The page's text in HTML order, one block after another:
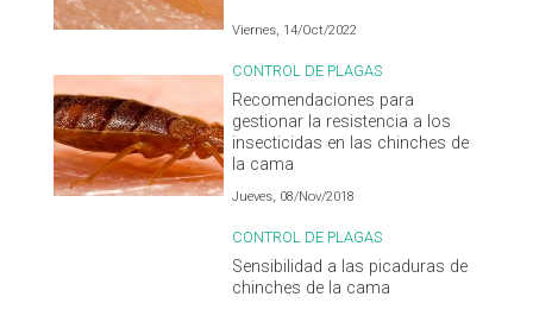
Viernes, 14/Oct/2022
CONTROL DE PLAGAS
Recomendaciones para
gestionar la resistencia a los
insecticidas en las chinches de
la cama
Jueves, 08/Nov/2018
CONTROL DE PLAGAS
Sensibilidad a las picaduras de
chinches de la cama